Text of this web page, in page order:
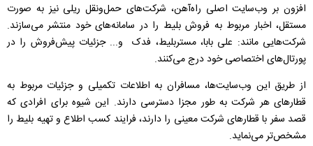
افزون بر وب‌سایت اصلی راه‌آهن، شرکت‌های حمل‌ونقل ریلی نیز به صورت
مستقل، اخبار مربوط به فروش بلیط را در سامانه‌های خود منتشر می‌سازند.
شرکت‌هایی مانند: علی بابا، مستربلیط، فدک و... جزئیات پیش‌فروش را در
پورتال‌های اختصاصی خود درج می‌کنند.
از طریق این وب‌سایت‌ها، مسافران به اطلاعات تکمیلی و جزئیات مربوط به
قطارهای هر شرکت به طور مجزا دسترسی دارند. این شیوه برای افرادی که
قصد سفر با قطارهای شرکت معینی را دارند، فرایند کسب اطلاع و تهیه بلیط را
مشخص‌تر می‌نماید.